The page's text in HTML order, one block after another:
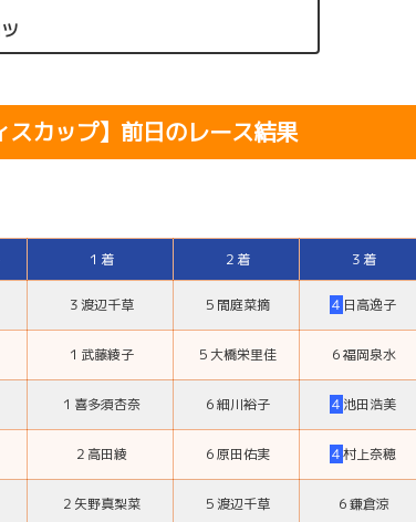
スカップ】前日のレース結果
１着 ２着 ３着
３渡辺千草 ５ 間庭菜摘 ４ 日高逸子
１ 武藤綾子 ５ 大橋栄里佳 ６福岡泉水
１ 喜多須杏奈 ６細川裕子 ４ 池田浩美
２ 高田綾 ６原田佑実 ４村上奈穂
２ 矢野真梨菜 ５渡辺千草 ６鎌倉涼